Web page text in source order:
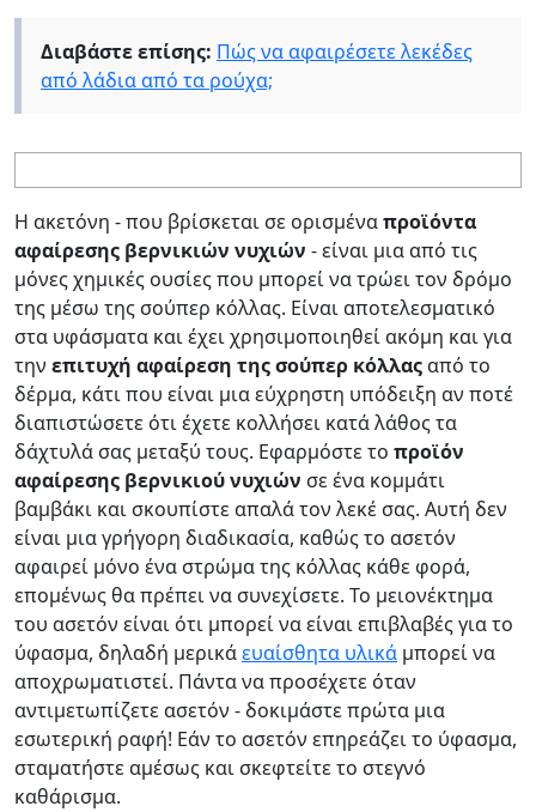
Διαβάστε επίσης: Πώς να αφαιρέσετε λεκέδες
από λάδια από τα ρούχα;
Η ακετόνη - που βρίσκεται σε ορισμέναπροϊόντα
αφαίρεσης βερνικιών νυχιών - είναι μια από τις
μόνες χημικές ουσίες που μπορεί να τρώει τον δρόμο
της μέσω της σούπερ κόλλας. Είναι αποτελεσματικό
στα υφάσματα και έχει χρησιμοποιηθεί ακόμη και για
την επιτυχή αφαίρεση της σούπερ κόλλαςαπό το
δέρμα, κάτι που είναι μια εύχρηστη υπόδειξη αν ποτέ
διαπιστώσετε ότι έχετε κολλήσει κατά λάθος τα
δάχτυλά σας μεταξύ τους. Εφαρμόστε το προϊόν
αφαίρεσης βερνικιού νυχιών σε ένα κομμάτι
βαμβάκι και σκουπίστε απαλά τον λεκέ σας. Αυτή δεν
είναι μια γρήγορη διαδικασία, καθώς το ασετόν
αφαιρεί μόνο ένα στρώμα της κόλλας κάθε φορά,
επομένως θα πρέπει να συνεχίσετε. Το μειονέκτημα
του ασετόν είναι ότι μπορεί να είναι επιβλαβές για το
ύφασμα, δηλαδή μερικάευαίσθητα υλικά μπορεί να
αποχρωματιστεί. Πάντα να προσέχετε όταν
αντιμετωπίζετε ασετόν - δοκιμάστε πρώτα μια
εσωτερική ραφή! Εάν το ασετόν επηρεάζει το ύφασμα,
σταματήστε αμέσως και σκεφτείτε το στεγνό
καθάρισμα.